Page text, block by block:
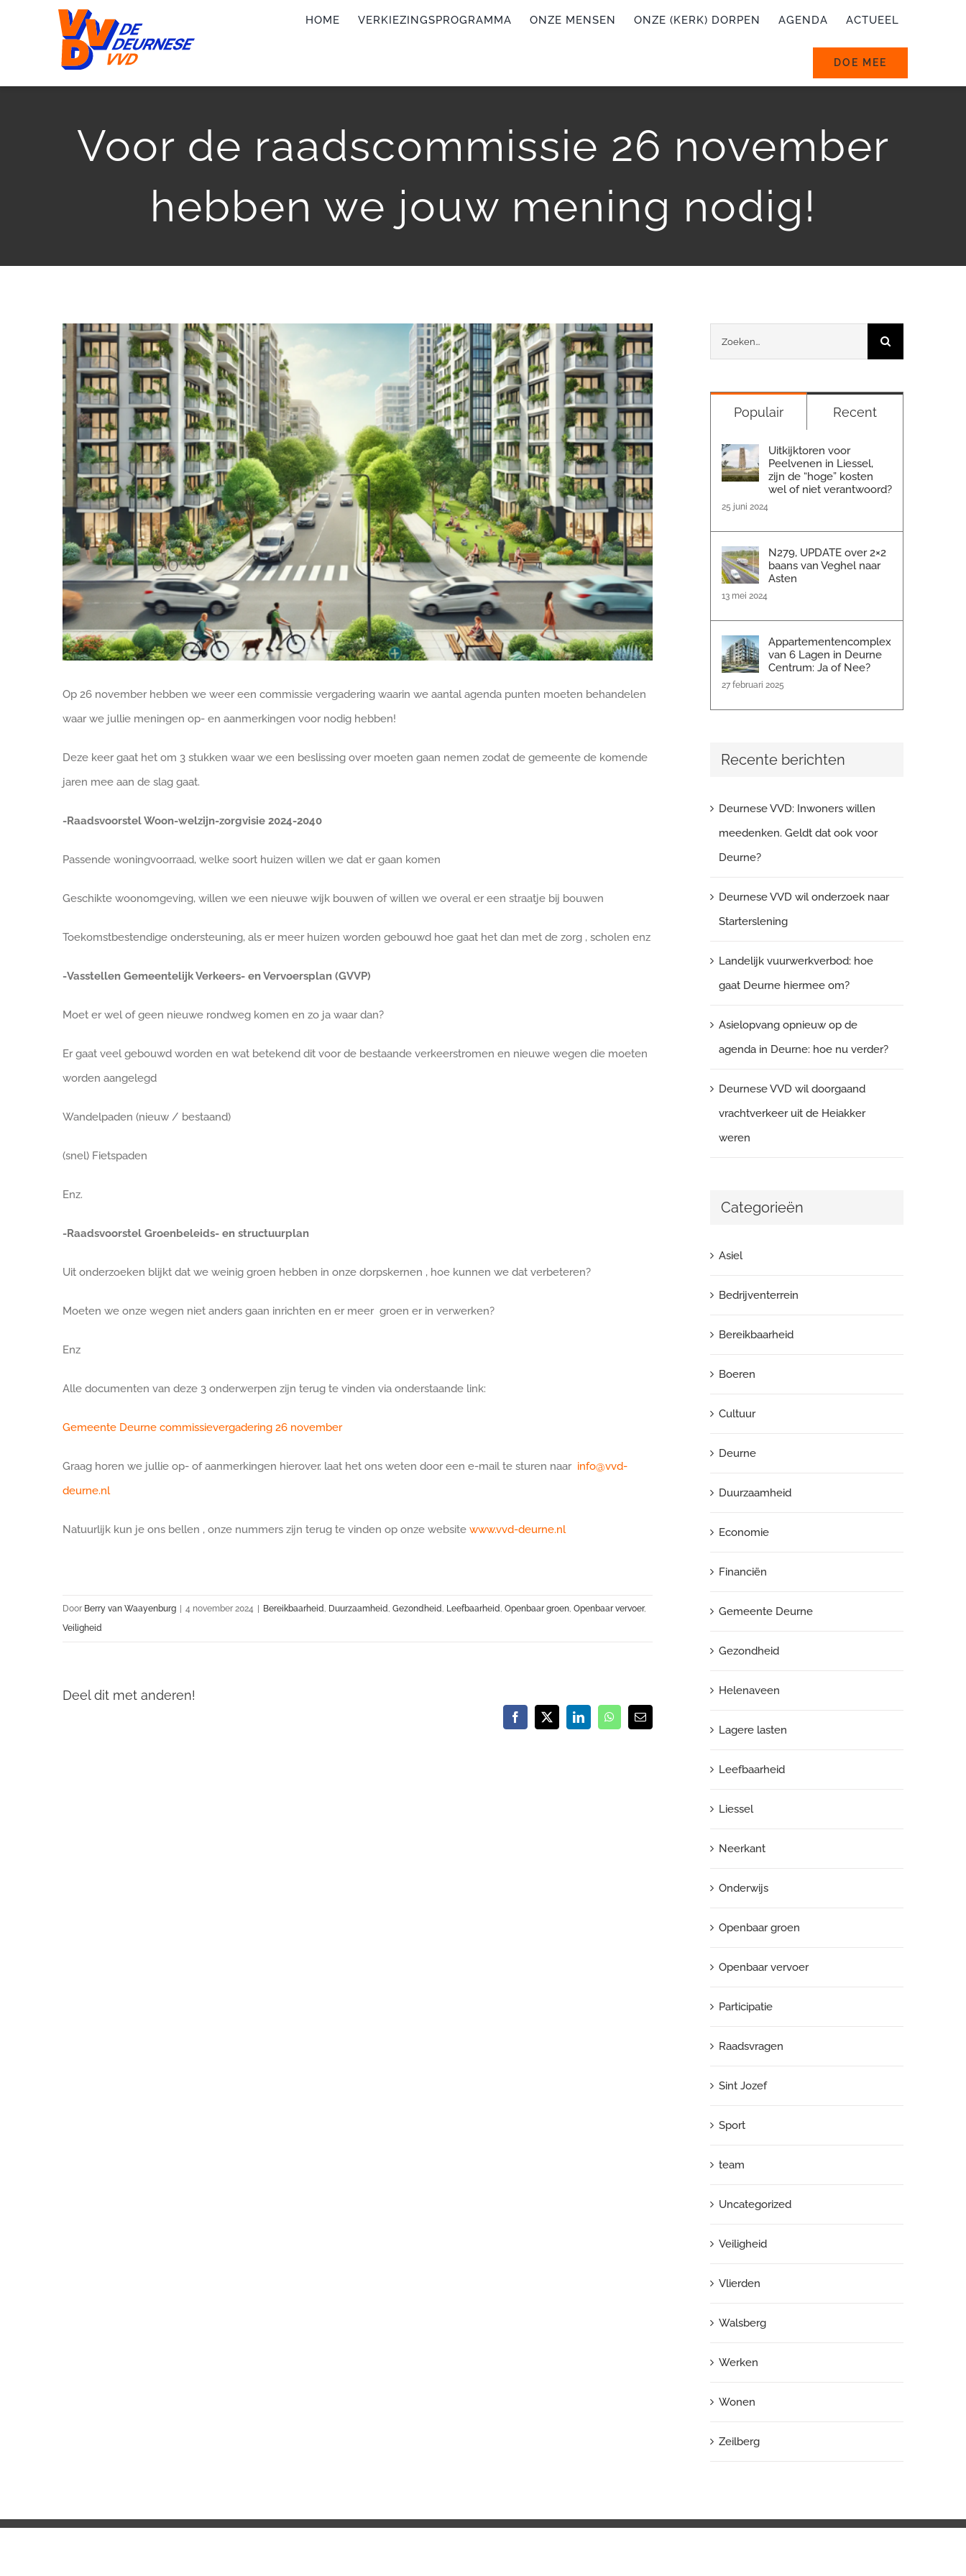
HOME VERKIEZINGSPROGRAMMA ONZE MENSEN ONZE (KERK) DORPEN AGENDA ACTUEEL
DOE MEE
Voor de raadscommissie 26 november
hebben we jouw mening nodig!
Bekijk
grotere
afbeelding
Op 26 november hebben we weer een commissie vergadering waarin we aantal agenda punten moeten behandelen
waar we jullie meningen op- en aanmerkingen voor nodig hebben!
Deze keer gaat het om 3 stukken waar we een beslissing over moeten gaan nemen zodat de gemeente de komende
jaren mee aan de slag gaat.
-Raadsvoorstel Woon-welzijn-zorgvisie 2024-2040
Passende woningvoorraad, welke soort huizen willen we dat er gaan komen
Geschikte woonomgeving, willen we een nieuwe wijk bouwen of willen we overal er een straatje bij bouwen
Toekomstbestendige ondersteuning, als er meer huizen worden gebouwd hoe gaat het dan met de zorg , scholen enz
-Vasstellen Gemeentelijk Verkeers- en Vervoersplan (GVVP)
Moet er wel of geen nieuwe rondweg komen en zo ja waar dan?
Er gaat veel gebouwd worden en wat betekend dit voor de bestaande verkeerstromen en nieuwe wegen die moeten
worden aangelegd
Wandelpaden (nieuw / bestaand)
(snel) Fietspaden
Enz.
-Raadsvoorstel Groenbeleids- en structuurplan
Uit onderzoeken blijkt dat we weinig groen hebben in onze dorpskernen , hoe kunnen we dat verbeteren?
Moeten we onze wegen niet anders gaan inrichten en er meer groen er in verwerken?
Enz
Alle documenten van deze 3 onderwerpen zijn terug te vinden via onderstaande link:
Gemeente Deurne commissievergadering 26 november
Graag horen we jullie op- of aanmerkingen hierover. laat het ons weten door een e-mail te sturen naar info@vvd-
deurne.nl
Natuurlijk kun je ons bellen , onze nummers zijn terug te vinden op onze website www.vvd-deurne.nl
Door Berry van Waayenburg 4 november 2024 Bereikbaarheid, Duurzaamheid, Gezondheid, Leefbaarheid, Openbaar groen, Openbaar vervoer,
Veiligheid
Deel dit met anderen!
Facebook
X LinkedInWhatsApp
E-
Zoeken
naar:
Populair Recent
Uitkijktoren voor
Peelvenen in Liessel,
zijn de “hoge” kosten
wel of niet verantwoord?
25 juni 2024
N279, UPDATE over 2×2
baans van Veghel naar
Asten
13 mei 2024
Appartementencomplex
van 6 Lagen in Deurne
Centrum: Ja of Nee?
27 februari 2025
Recente berichten
Deurnese VVD: Inwoners willen
meedenken. Geldt dat ook voor
Deurne?
Deurnese VVD wil onderzoek naar
Starterslening
Landelijk vuurwerkverbod: hoe
gaat Deurne hiermee om?
Asielopvang opnieuw op de
agenda in Deurne: hoe nu verder?
Deurnese VVD wil doorgaand
vrachtverkeer uit de Heiakker
weren
Categorieën
Asiel
Bedrijventerrein
Bereikbaarheid
Boeren
Cultuur
Deurne
Duurzaamheid
Economie
Financiën
Gemeente Deurne
Gezondheid
Helenaveen
Lagere lasten
Leefbaarheid
Liessel
Neerkant
Onderwijs
Openbaar groen
Openbaar vervoer
Participatie
Raadsvragen
Sint Jozef
Sport
team
Uncategorized
Veiligheid
Vlierden
Walsberg
Werken
Wonen
Zeilberg